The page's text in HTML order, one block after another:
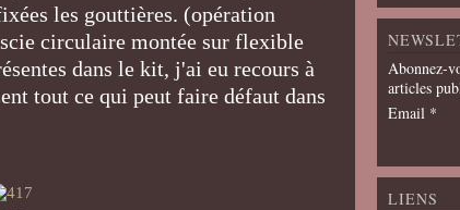
les gouttières. (opération
circulaire montée sur flexible
dans le kit, j'ai eu recours à
tout ce qui peut faire défaut dans
Abonnez-
articles
Email
LIENS